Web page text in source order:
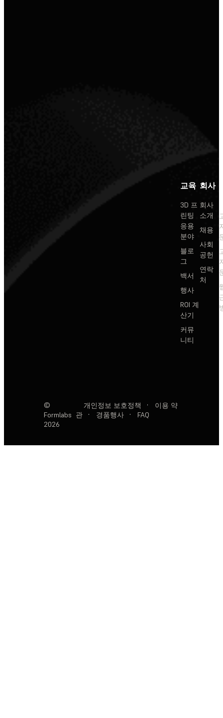
교육
3D 프
린팅
응용
분야
블로
그
백서
행사
ROI 계
산기
커뮤
니티
회사
회사
소개
채용
사회
공헌
연락
처
©
Formlabs
2026
개인정보 보호정책 ·
이용 약
관
· 경품행사 · FAQ